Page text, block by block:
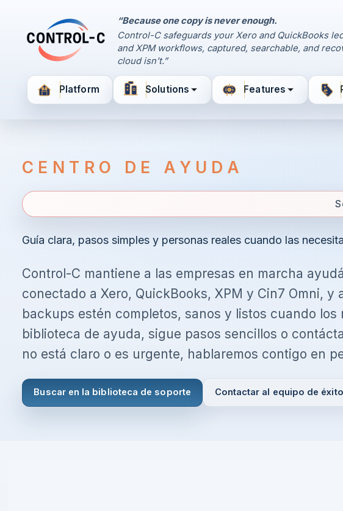
Control-C home
“Because one copy is never enough.
Control-C safeguards your Xero and QuickBooks
and XPM workflows, captured, searchable, and
cloud isn’t.”
Platform Solutions Features
CENTRO DE AYUDA
Guía clara, pasos simples y personas reales cuando las
Control-C mantiene a las empresas en marcha
conectado a Xero, QuickBooks, XPM y Cin7 Omni, y
backups estén completos, sanos y listos cuando los
biblioteca de ayuda, sigue pasos sencillos o
no está claro o es urgente, hablaremos contigo en
Buscar en la biblioteca de soporte Contactar al equipo de
Control Panel
Manage Your Backups
by Control-C
Create New Account
Continue